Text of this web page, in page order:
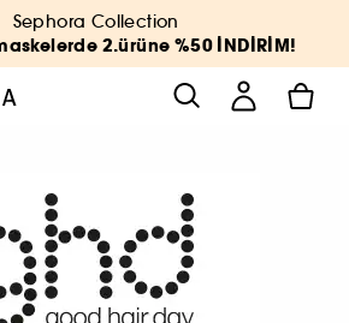
Sephora Collection
2.ürüne %50 İNDİRİM!